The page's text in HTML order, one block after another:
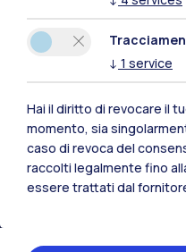
Polimi Community
Tutti i siti dell’ecosistema
↓ 1 service
Hai il diritto di revocare il
momento, sia
caso di revoca del
raccolti legalmente fino
essere trattati dal